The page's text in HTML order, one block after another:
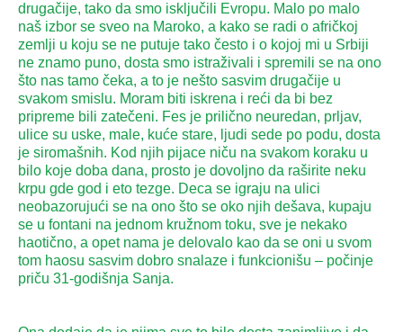
drugačije, tako da smo isključili Evropu. Malo po malo
naš izbor se sveo na Maroko, a kako se radi o afričkoj
zemlji u koju se ne putuje tako često i o kojoj mi u Srbiji
ne znamo puno, dosta smo istraživali i spremili se na ono
što nas tamo čeka, a to je nešto sasvim drugačije u
svakom smislu. Moram biti iskrena i reći da bi bez
pripreme bili zatečeni. Fes je prilično neuredan, prljav,
ulice su uske, male, kuće stare, ljudi sede po podu, dosta
je siromašnih. Kod njih pijace niču na svakom koraku u
bilo koje doba dana, prosto je dovoljno da raširite neku
krpu gde god i eto tezge. Deca se igraju na ulici
neobazorujući se na ono što se oko njih dešava, kupaju
se u fontani na jednom kružnom toku, sve je nekako
haotično, a opet nama je delovalo kao da se oni u svom
tom haosu sasvim dobro snalaze i funkcionišu – počinje
priču 31-godišnja Sanja.